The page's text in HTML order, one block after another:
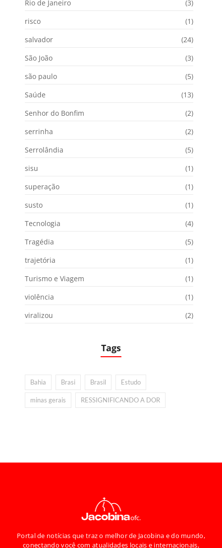
Rio de Janeiro
(3)
risco
(1)
salvador
(24)
São João
(3)
são paulo
(5)
Saúde
(13)
Senhor do Bonfim
(2)
serrinha
(2)
Serrolândia
(5)
sisu
(1)
superação
(1)
susto
(1)
Tecnologia
(4)
Tragédia
(5)
trajetória
(1)
Turismo e Viagem
(1)
violência
(1)
viralizou
(2)
Tags
Bahia Brasi Brasil Estudo
minas gerais RESSIGNIFICANDO A DOR
Portal de notícias que traz o melhor de Jacobina e do mundo,
conectando você com atualidades locais e internacionais,